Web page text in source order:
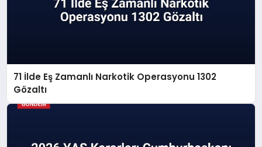
71 İlde Eş Zamanlı Narkotik Operasyonu 1302
Gözaltı